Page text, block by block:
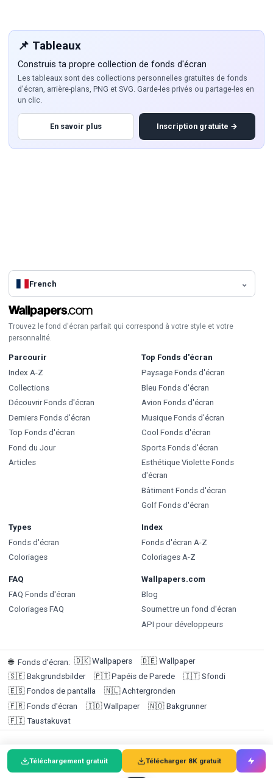
📌 Tableaux
Construis ta propre collection de fonds d'écran
Les tableaux sont des collections personnelles gratuites de fonds
d'écran, arrière-plans, PNG et SVG. Garde-les privés ou partage-les en
un clic.
En savoir plus Inscription gratuite →
Téléchargement gratuit Télécharger 8K gratuit
French
Trouvez le fond d'écran parfait qui correspond à votre style et votre
personnalité.
Parcourir
Index A-Z
Collections
Découvrir Fonds d'écran
Derniers Fonds d'écran
Top Fonds d'écran
Fond du Jour
Articles
Top Fonds d'écran
Paysage Fonds d'écran
Bleu Fonds d'écran
Avion Fonds d'écran
Musique Fonds d'écran
Cool Fonds d'écran
Sports Fonds d'écran
Esthétique Violette Fonds
d'écran
Bâtiment Fonds d'écran
Golf Fonds d'écran
Types
Fonds d'écran
Coloriages
Index
Fonds d'écran A-Z
Coloriages A-Z
FAQ
FAQ Fonds d'écran
Coloriages FAQ
Wallpapers.com
Blog
Soumettre un fond d'écran
API pour développeurs
🌐 Fonds d'écran: 🇩🇰 Wallpapers 🇩🇪 Wallpaper
🇸🇪 Bakgrundsbilder 🇵🇹 Papéis de Parede 🇮🇹 Sfondi
🇪🇸 Fondos de pantalla 🇳🇱 Achtergronden
🇫🇷 Fonds d'écran 🇮🇩 Wallpaper 🇳🇴 Bakgrunner
🇫🇮 Taustakuvat
© 2026 Wallpapers.com (Targa Ltd @ 1F, 1-3 San Lau Street,
Hung Hom, Hong Kong | Service client : +852 92191684) / Agent